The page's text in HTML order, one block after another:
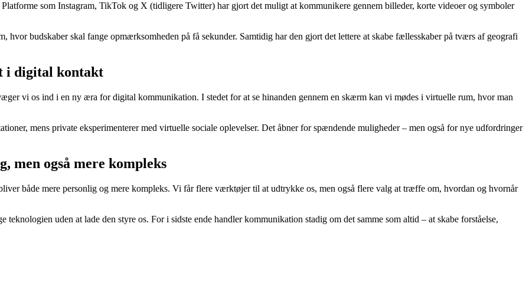
som Instagram, TikTok og X (tidligere Twitter) har gjort det muligt at kommunikere gennem billeder, korte videoer og symboler
budskaber skal fange opmærksomheden på få sekunder. Samtidig har den gjort det lettere at skabe fællesskaber på tværs af geografi
i digital kontakt
vi os ind i en ny æra for digital kommunikation. I stedet for at se hinanden gennem en skærm kan vi mødes i virtuelle rum, hvor man
mens private eksperimenterer med virtuelle sociale oplevelser. Det åbner for spændende muligheder – men også for nye udfordringer
men også mere kompleks
både mere personlig og mere kompleks. Vi får flere værktøjer til at udtrykke os, men også flere valg at træffe om, hvordan og hvornår
uden at lade den styre os. For i sidste ende handler kommunikation stadig om det samme som altid – at skabe forståelse,